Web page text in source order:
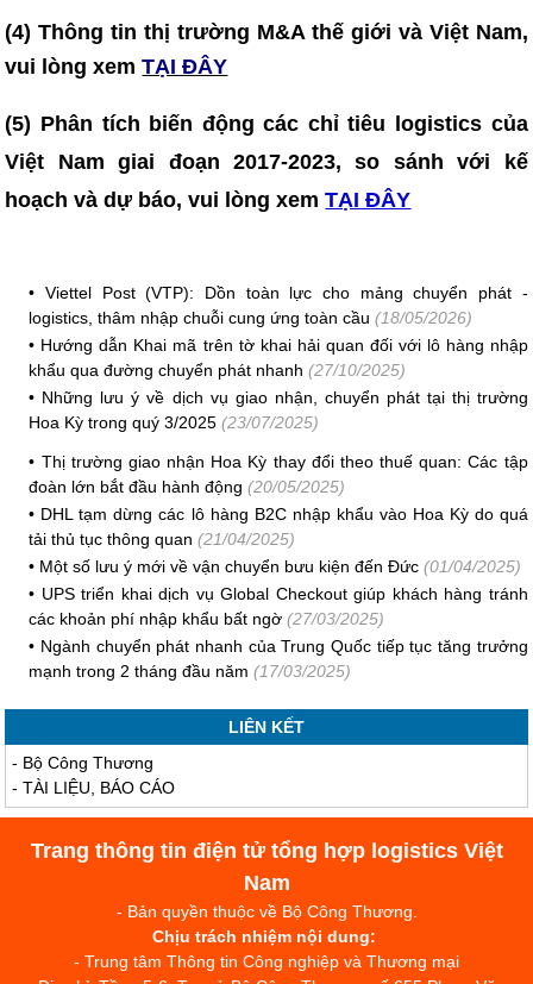
(4) Thông tin thị trường M&A thế giới và Việt Nam,
vui lòng xemTẠI ĐÂY
(5) Phân tích biến động các chỉ tiêu logistics của
Việt Nam giai đoạn 2017-2023, so sánh với kế
hoạch và dự báo, vui lòng xemTẠI ĐÂY
•Viettel Post (VTP): Dồn toàn lực cho mảng chuyển phát -
logistics, thâm nhập chuỗi cung ứng toàn cầu (18/05/2026)
• Hướng dẫn Khai mã trên tờ khai hải quan đối với lô hàng nhập
khẩu qua đường chuyển phát nhanh (27/10/2025)
• Những lưu ý về dịch vụ giao nhận, chuyển phát tại thị trường
Hoa Kỳ trong quý 3/2025 (23/07/2025)
• Thị trường giao nhận Hoa Kỳ thay đổi theo thuế quan: Các tập
đoàn lớn bắt đầu hành động (20/05/2025)
• DHL tạm dừng các lô hàng B2C nhập khẩu vào Hoa Kỳ do quá
tải thủ tục thông quan (21/04/2025)
• Một số lưu ý mới về vận chuyển bưu kiện đến Đức (01/04/2025)
• UPS triển khai dịch vụ Global Checkout giúp khách hàng tránh
các khoản phí nhập khẩu bất ngờ(27/03/2025)
• Ngành chuyển phát nhanh của Trung Quốc tiếp tục tăng trưởng
mạnh trong 2 tháng đầu năm (17/03/2025)
LIÊN KẾT
- Bộ Công Thương
-TÀI LIỆU, BÁO CÁO
Trang thông tin điện tử tổng hợp logistics Việt
Nam
- Bản quyền thuộc về Bộ Công Thương.
Chịu trách nhiệm nội dung:
- Trung tâm Thông tin Công nghiệp và Thương mại